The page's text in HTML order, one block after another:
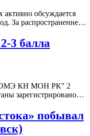
обсуждается
За распространение…
3 балла
КН МОН РК" 2
зарегистрировано…
побывал